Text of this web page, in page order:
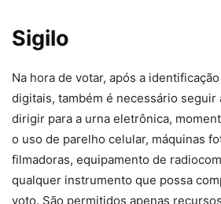
Sigilo
Na hora de votar, após a
digitais, também é necessário seguir
dirigir para a urna eletrônica,
o uso de parelho celular, máquinas
filmadoras, equipamento de
qualquer instrumento que possa
voto. São permitidos apenas